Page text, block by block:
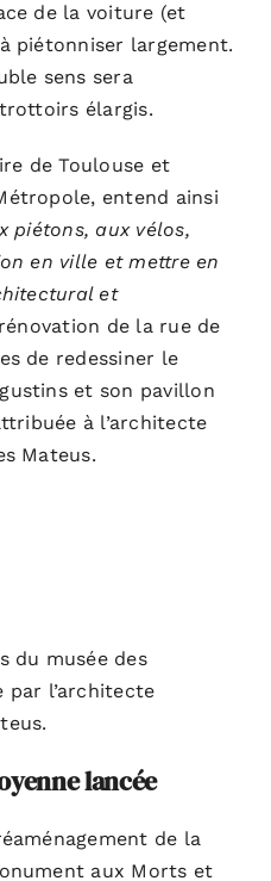
de la voiture (et
piétonniser largement.
sens sera
élargis.
de Toulouse et
entend ainsi
piétons, aux vélos,
en ville et mettre en
et
de la rue de
de redessiner le
et son pavillon
à l’architecte
Mateus.
du musée des
par l’architecte
lancée
de la
aux Morts et